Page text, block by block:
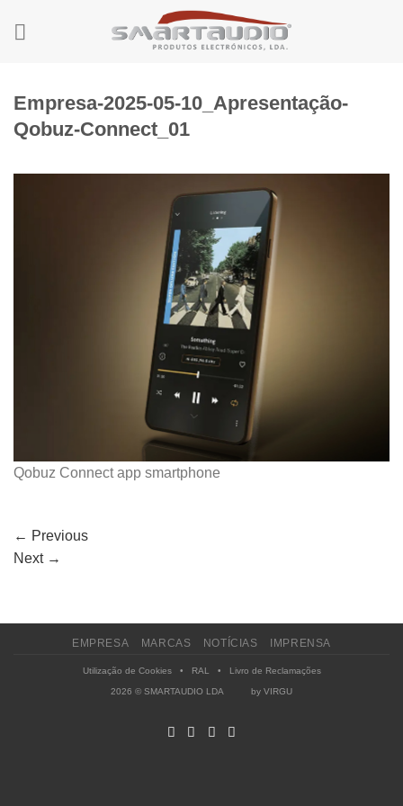
Empresa-2025-05-10_Apresentação-
Qobuz-Connect_01
Qobuz Connect app smartphone
← Previous
Next →
EMPRESA MARCAS NOTÍCIAS IMPRENSA
Utilização de Cookies• RAL • Livro de Reclamações
2026 © SMARTAUDIO LDA by VIRGU